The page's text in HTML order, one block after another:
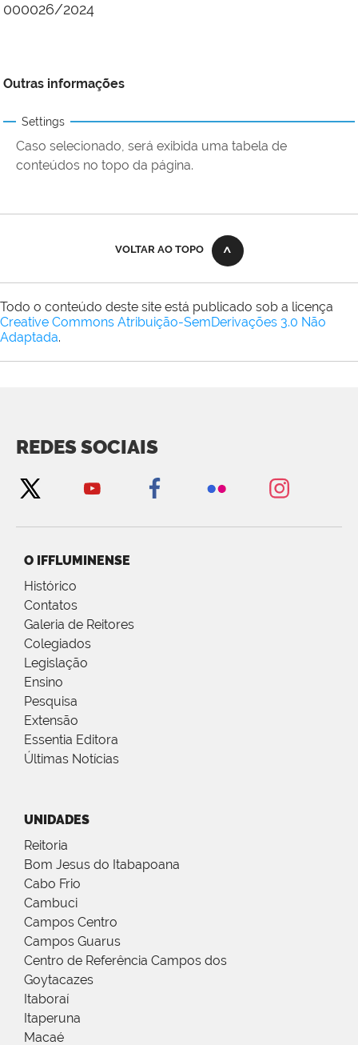
000026/2024
Outras informações
Settings
Caso selecionado, será exibida uma tabela de
conteúdos no topo da página.
VOLTAR AO TOPO
Todo o conteúdo deste site está publicado sob a licença
Creative Commons Atribuição-SemDerivações 3.0 Não
Adaptada.
REDES SOCIAIS
O IFFLUMINENSE
Histórico
Contatos
Galeria de Reitores
Colegiados
Legislação
Ensino
Pesquisa
Extensão
Essentia Editora
Últimas Notícias
UNIDADES
Reitoria
Bom Jesus do Itabapoana
Cabo Frio
Cambuci
Campos Centro
Campos Guarus
Centro de Referência Campos dos
Goytacazes
Itaboraí
Itaperuna
Macaé